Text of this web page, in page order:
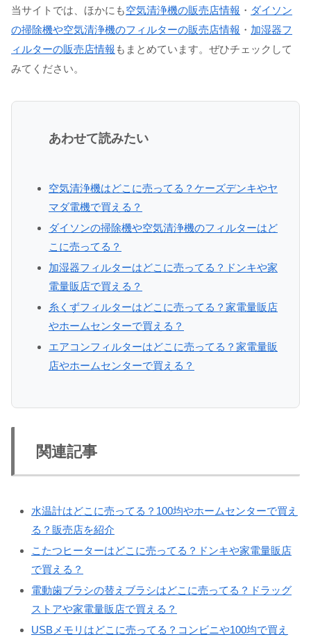
当サイトでは、ほかにも空気清浄機の販売店情報 ・ ダイソン
の掃除機や空気清浄機のフィルターの販売店情報 ・ 加湿器フ
ィルターの販売店情報 もまとめています。ぜひチェックして
みてください。
あわせて読みたい
空気清浄機はどこに売ってる？ケーズデンキやヤ
マダ電機で買える？
ダイソンの掃除機や空気清浄機のフィルターはど
こに売ってる？
加湿器フィルターはどこに売ってる？ドンキや家
電量販店で買える？
糸くずフィルターはどこに売ってる？家電量販店
やホームセンターで買える？
エアコンフィルターはどこに売ってる？家電量販
店やホームセンターで買える？
関連記事
水温計はどこに売ってる？100均やホームセンターで買え
る？販売店を紹介
こたつヒーターはどこに売ってる？ドンキや家電量販店
で買える？
電動歯ブラシの替えブラシはどこに売ってる？ドラッグ
ストアや家電量販店で買える？
USBメモリはどこに売ってる？コンビニや100均で買え